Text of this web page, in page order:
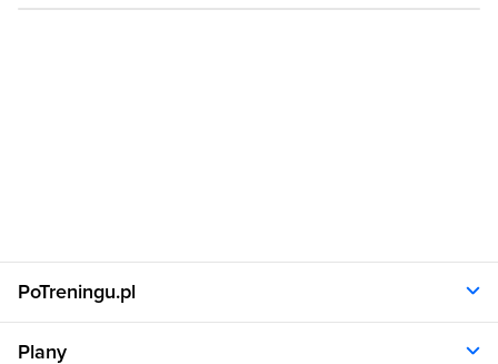
PoTreningu.pl
Plany